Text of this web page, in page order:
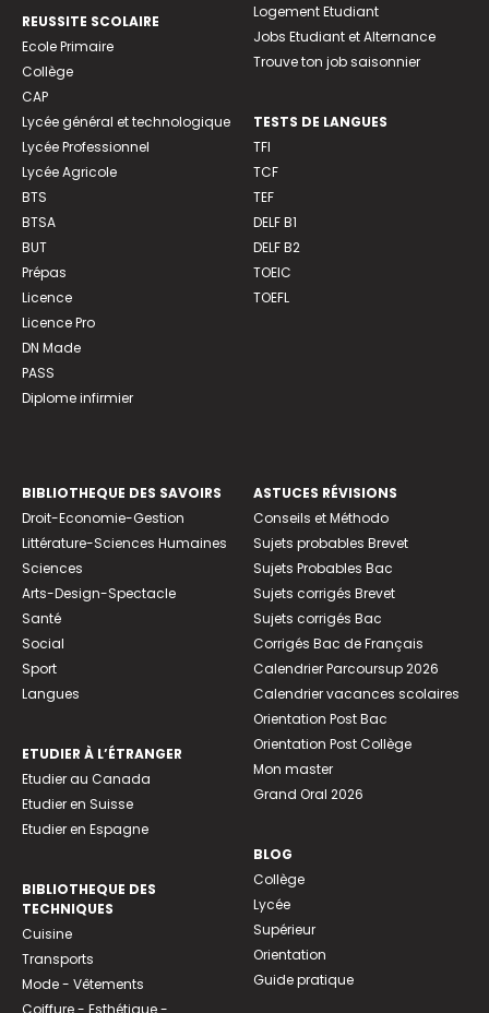
REUSSITE SCOLAIRE
Ecole Primaire
Collège
CAP
Lycée général et technologique
Lycée Professionnel
Lycée Agricole
BTS
BTSA
BUT
Prépas
Licence
Licence Pro
DN Made
PASS
Diplome infirmier
Logement Etudiant
Jobs Etudiant et Alternance
Trouve ton job saisonnier
TESTS DE LANGUES
TFI
TCF
TEF
DELF B1
DELF B2
TOEIC
TOEFL
BIBLIOTHEQUE DES SAVOIRS
Droit-Economie-Gestion
Littérature-Sciences Humaines
Sciences
Arts-Design-Spectacle
Santé
Social
Sport
Langues
ETUDIER À L’ÉTRANGER
Etudier au Canada
Etudier en Suisse
Etudier en Espagne
BIBLIOTHEQUE DES
TECHNIQUES
Cuisine
Transports
Mode - Vêtements
Coiffure - Esthétique -
ASTUCES RÉVISIONS
Conseils et Méthodo
Sujets probables Brevet
Sujets Probables Bac
Sujets corrigés Brevet
Sujets corrigés Bac
Corrigés Bac de Français
Calendrier Parcoursup 2026
Calendrier vacances scolaires
Orientation Post Bac
Orientation Post Collège
Mon master
Grand Oral 2026
BLOG
Collège
Lycée
Supérieur
Orientation
Guide pratique